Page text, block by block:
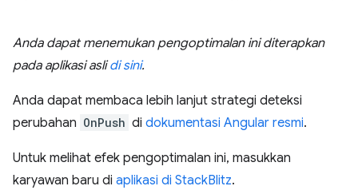
Anda dapat menemukan pengoptimalan ini diterapkan
pada aplikasi aslidi sini.
Anda dapat membaca lebih lanjut strategi deteksi
perubahan OnPush di dokumentasi Angular resmi.
Untuk melihat efek pengoptimalan ini, masukkan
karyawan baru di aplikasi di StackBlitz.